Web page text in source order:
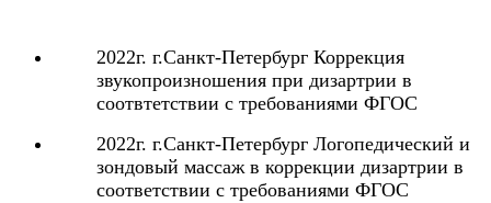
2022г. г.Санкт-Петербург Коррекция
звукопроизношения при дизартрии в
соотвтетствии с требованиями ФГОС
2022г. г.Санкт-Петербург Логопедический и
зондовый массаж в коррекции дизартрии в
соответствии с требованиями ФГОС